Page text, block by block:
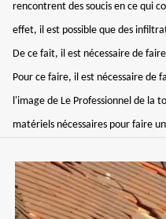
rencontrent des soucis en ce qui
effet, il est possible que des
De ce fait, il est nécessaire de
Pour ce faire, il est nécessaire de
l'image de Le Professionnel de la
matériels nécessaires pour faire